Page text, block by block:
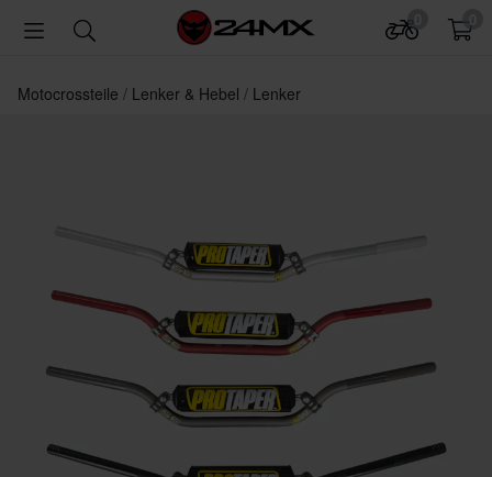
Motocrossteile Lenker & Hebel Lenker